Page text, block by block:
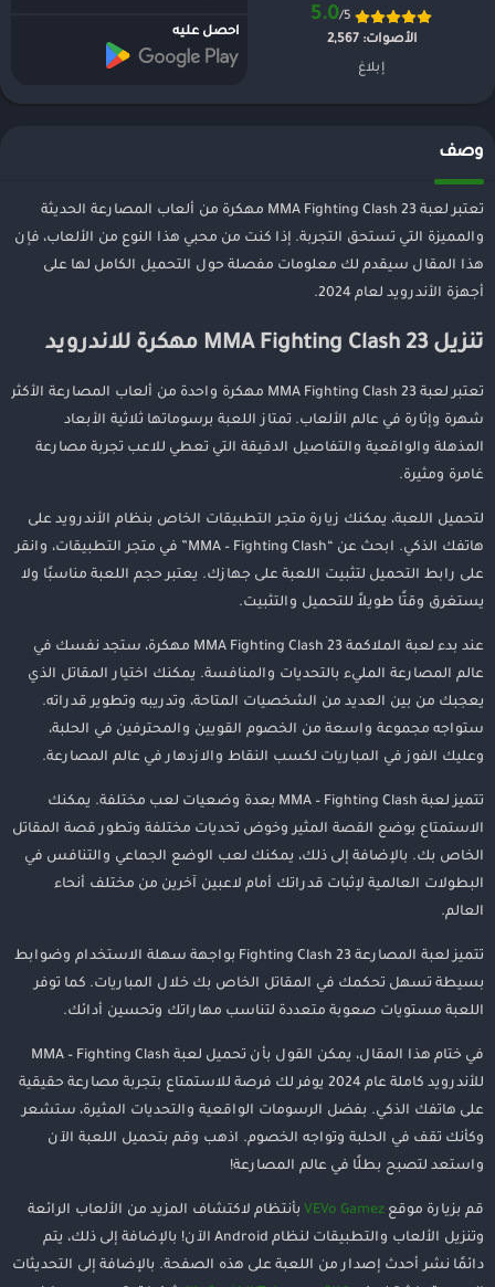
5.0/5
الأصوات:2,567
إبلاغ
احصل عليه
وصف
تعتبر لعبة MMA Fighting Clash 23 مهكرة من ألعاب المصارعة الحديثة
والمميزة التي تستحق التجربة. إذا كنت من محبي هذا النوع من الألعاب، فإن
هذا المقال سيقدم لك معلومات مفصلة حول التحميل الكامل لها على
أجهزة الأندرويد لعام 2024.
تنزيل MMA Fighting Clash 23 مهكرة للاندرويد
تعتبر لعبة MMA Fighting Clash 23 مهكرة واحدة من ألعاب المصارعة الأكثر
شهرة وإثارة في عالم الألعاب. تمتاز اللعبة برسوماتها ثلاثية الأبعاد
المذهلة والواقعية والتفاصيل الدقيقة التي تعطي للاعب تجربة مصارعة
غامرة ومثيرة.
لتحميل اللعبة، يمكنك زيارة متجر التطبيقات الخاص بنظام الأندرويد على
هاتفك الذكي. ابحث عن “MMA – Fighting Clash” في متجر التطبيقات، وانقر
على رابط التحميل لتثبيت اللعبة على جهازك. يعتبر حجم اللعبة مناسبًا ولا
يستغرق وقتًا طويلاً للتحميل والتثبيت.
عند بدء لعبة الملاكمة MMA Fighting Clash 23 مهكرة، ستجد نفسك في
عالم المصارعة المليء بالتحديات والمنافسة. يمكنك اختيار المقاتل الذي
يعجبك من بين العديد من الشخصيات المتاحة، وتدريبه وتطوير قدراته.
ستواجه مجموعة واسعة من الخصوم القويين والمحترفين في الحلبة،
وعليك الفوز في المباريات لكسب النقاط والازدهار في عالم المصارعة.
تتميز لعبة MMA – Fighting Clash بعدة وضعيات لعب مختلفة. يمكنك
الاستمتاع بوضع القصة المثير وخوض تحديات مختلفة وتطور قصة المقاتل
الخاص بك. بالإضافة إلى ذلك، يمكنك لعب الوضع الجماعي والتنافس في
البطولات العالمية لإثبات قدراتك أمام لاعبين آخرين من مختلف أنحاء
العالم.
تتميز لعبة المصارعة Fighting Clash 23 بواجهة سهلة الاستخدام وضوابط
بسيطة تسهل تحكمك في المقاتل الخاص بك خلال المباريات. كما توفر
اللعبة مستويات صعوبة متعددة لتناسب مهاراتك وتحسين أدائك.
في ختام هذا المقال، يمكن القول بأن تحميل لعبة MMA – Fighting Clash
للأندرويد كاملة عام 2024 يوفر لك فرصة للاستمتاع بتجربة مصارعة حقيقية
على هاتفك الذكي. بفضل الرسومات الواقعية والتحديات المثيرة، ستشعر
وكأنك تقف في الحلبة وتواجه الخصوم. اذهب وقم بتحميل اللعبة الآن
واستعد لتصبح بطلًا في عالم المصارعة!
قم بزيارة موقع VEVo Gamez بأنتظام لاكتشاف المزيد من الألعاب الرائعة
وتنزيل الألعاب والتطبيقات لنظام Android الآن! بالإضافة إلى ذلك، يتم
دائمًا نشر أحدث إصدار من اللعبة على هذه الصفحة. بالإضافة إلى التحديثات